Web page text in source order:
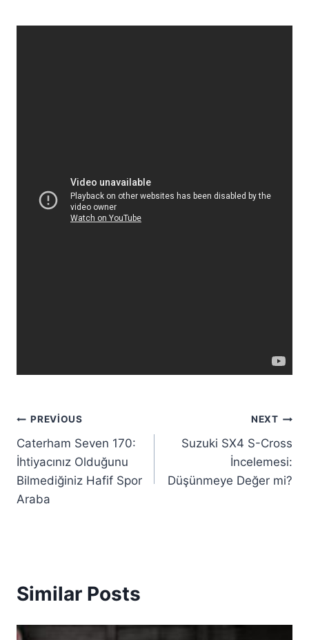
Yazı
gezinmesi
PREVIOUS
Caterham Seven 170:
İhtiyacınız Olduğunu
Bilmediğiniz Hafif Spor
Araba
NEXT
Suzuki SX4 S-Cross
İncelemesi:
Düşünmeye Değer mi?
Similar Posts